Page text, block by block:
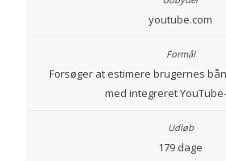
youtube.com
Forsøger at estimere brugernes
med integreret
179 dage